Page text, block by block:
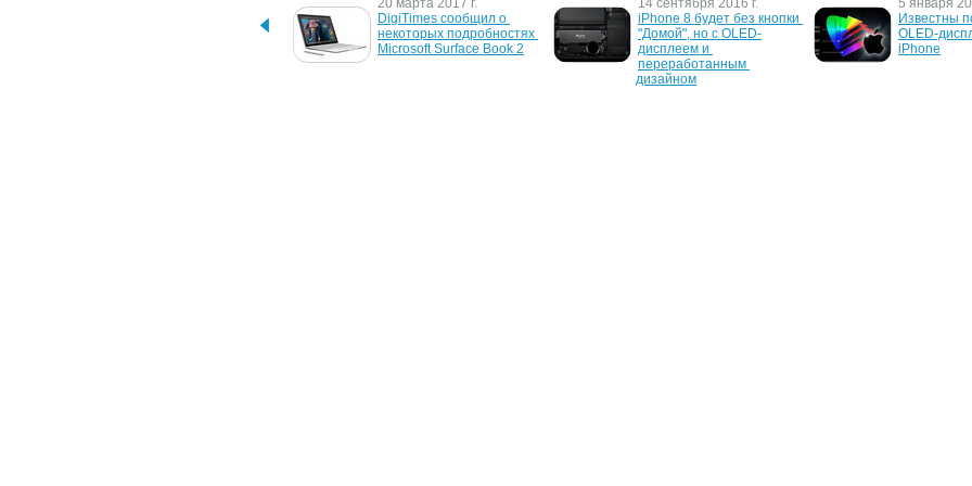
20 марта 2017 г.
DigiTimes сообщил о
некоторых подробностях
Microsoft Surface Book 2
14 сентября 2016 г.
iPhone 8 будет без кнопки
"Домой", но с OLED-
дисплеем и
переработанным
дизайном
5 января
Известны
OLED-
iPhone